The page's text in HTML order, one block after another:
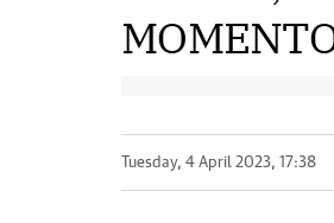
Tuesday, 4 April 2023, 17:38